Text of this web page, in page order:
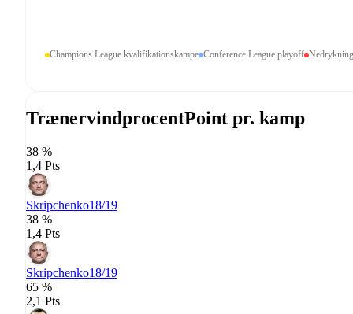
Champions League kvalifikationskampe Conference League playoff Nedrykning
TrænervindprocentPoint pr. kamp
38 %
1,4 Pts
Skripchenko18/19
38 %
1,4 Pts
Skripchenko18/19
65 %
2,1 Pts